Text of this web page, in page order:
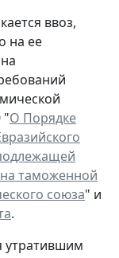
ввоз,
на ее
"О Порядке
на таможенной
союза" и
.
утратившим